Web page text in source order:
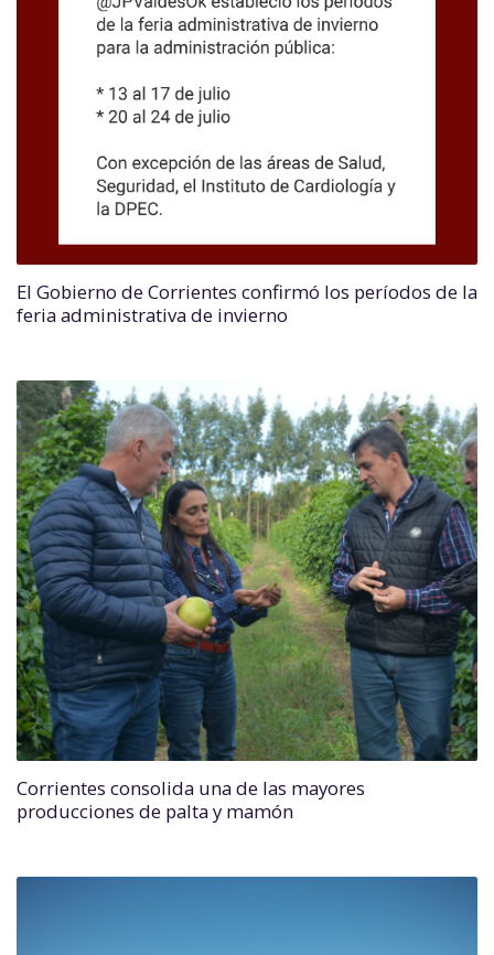
El Gobierno de Corrientes confirmó los períodos de la
feria administrativa de invierno
Corrientes consolida una de las mayores
producciones de palta y mamón